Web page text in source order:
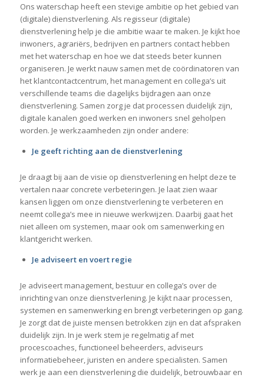
Ons waterschap heeft een stevige ambitie op het gebied van
(digitale) dienstverlening. Als regisseur (digitale)
dienstverlening help je die ambitie waar te maken. Je kijkt hoe
inwoners, agrariërs, bedrijven en partners contact hebben
met het waterschap en hoe we dat steeds beter kunnen
organiseren. Je werkt nauw samen met de coördinatoren van
het klantcontactcentrum, het management en collega’s uit
verschillende teams die dagelijks bijdragen aan onze
dienstverlening. Samen zorg je dat processen duidelijk zijn,
digitale kanalen goed werken en inwoners snel geholpen
worden. Je werkzaamheden zijn onder andere:
Je geeft richting aan de dienstverlening
Je draagt bij aan de visie op dienstverlening en helpt deze te
vertalen naar concrete verbeteringen. Je laat zien waar
kansen liggen om onze dienstverlening te verbeteren en
neemt collega’s mee in nieuwe werkwijzen. Daarbij gaat het
niet alleen om systemen, maar ook om samenwerking en
klantgericht werken.
Je adviseert en voert regie
Je adviseert management, bestuur en collega’s over de
inrichting van onze dienstverlening. Je kijkt naar processen,
systemen en samenwerking en brengt verbeteringen op gang.
Je zorgt dat de juiste mensen betrokken zijn en dat afspraken
duidelijk zijn. In je werk stem je regelmatig af met
procescoaches, functioneel beheerders, adviseurs
informatiebeheer, juristen en andere specialisten. Samen
werk je aan een dienstverlening die duidelijk, betrouwbaar en